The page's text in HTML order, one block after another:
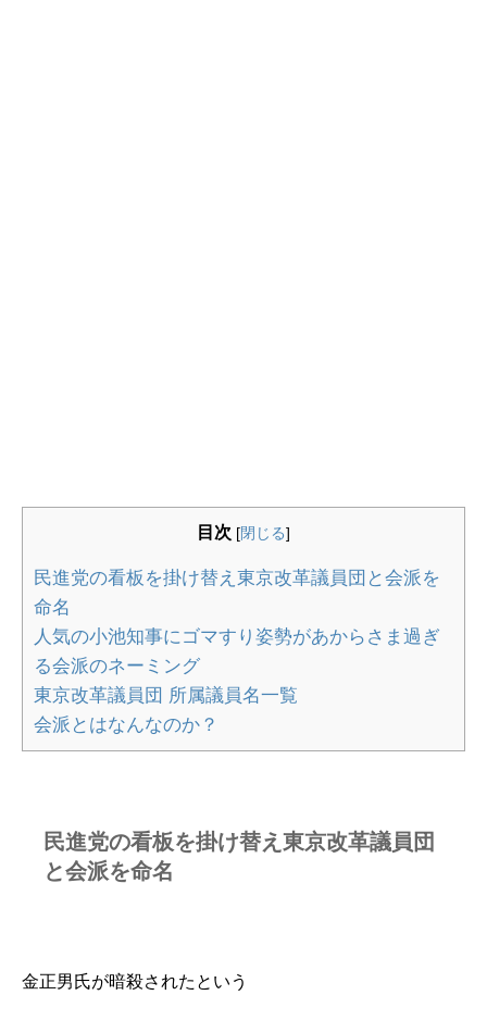
目次 [閉じる]
民進党の看板を掛け替え東京改革議員団と会派を
命名
人気の小池知事にゴマすり姿勢があからさま過ぎ
る会派のネーミング
東京改革議員団 所属議員名一覧
会派とはなんなのか？
民進党の看板を掛け替え東京改革議員団
と会派を命名
金正男氏が暗殺されたという